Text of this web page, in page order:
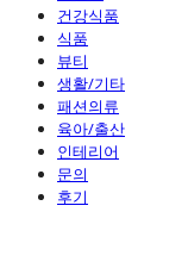
건강식품
식품
뷰티
생활/기타
패션의류
육아/출산
인테리어
문의
후기